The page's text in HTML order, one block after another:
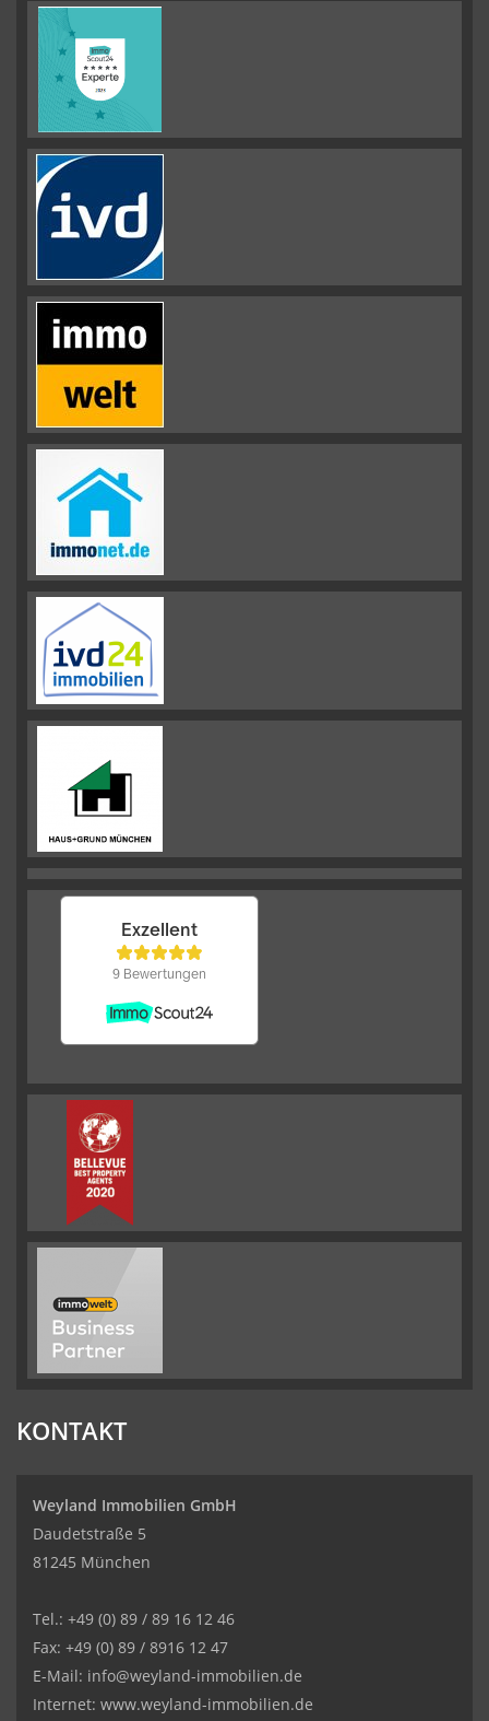
KONTAKT
Weyland Immobilien GmbH
Daudetstraße 5
81245 München
Tel.: +49 (0) 89 / 89 16 12 46
Fax: +49 (0) 89 / 8916 12 47
E-Mail: info@weyland-immobilien.de
Internet: www.weyland-immobilien.de